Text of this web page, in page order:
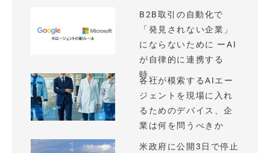
B2B取引の自動化で
「発見されない企業」
にならないために ーAI
が自律的に連携する
時...
各社が模索するAIエー
ジェントを現場に入れ
るためのデバイス、企
業は何を問うべきか
米政府に公開3日で停止